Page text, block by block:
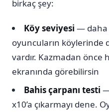
birkaç şey:
Köy seviyesi — daha
oyuncuların köylerinde
vardır. Kazmadan
ekranında görebilirsin
Bahis çarpanı testi
x10’a çıkarmayı dene.